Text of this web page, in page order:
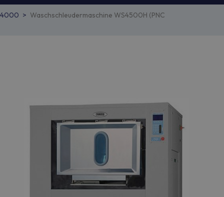
Waschschleudermaschine WS4500H (PNC